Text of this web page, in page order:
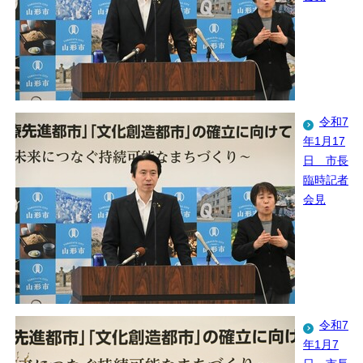
令和7
年1月17
日 市長
臨時記者
会見
令和7
年1月7